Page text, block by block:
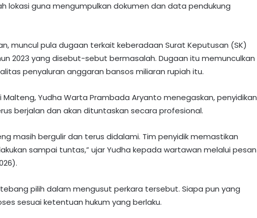
lokasi guna mengumpulkan dokumen dan data pendukung
muncul pula dugaan terkait keberadaan Surat Keputusan (SK)
2023 yang disebut-sebut bermasalah. Dugaan itu memunculkan
penyaluran anggaran bansos miliaran rupiah itu.
Malteng, Yudha Warta Prambada Aryanto menegaskan, penyidikan
berjalan dan akan dituntaskan secara profesional.
masih bergulir dan terus didalami. Tim penyidik memastikan
sampai tuntas,” ujar Yudha kepada wartawan melalui pesan
pilih dalam mengusut perkara tersebut. Siapa pun yang
sesuai ketentuan hukum yang berlaku.